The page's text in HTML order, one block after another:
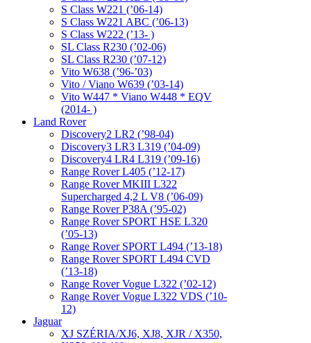
S Class W221 (’06-14)
S Class W221 ABC (’06-13)
S Class W222 (’13- )
SL Class R230 (’02-06)
SL Class R230 (’07-12)
Vito W638 (’96-’03)
Vito / Viano W639 (’03-14)
Vito W447 * Viano W448 * EQV
(2014- )
Land Rover
Discovery2 LR2 (’98-04)
Discovery3 LR3 L319 (’04-09)
Discovery4 LR4 L319 (’09-16)
Range Rover L405 (’12-17)
Range Rover MKIII L322
Supercharged 4,2 L V8 (’06-09)
Range Rover P38A (’95-02)
Range Rover SPORT HSE L320
(’05-13)
Range Rover SPORT L494 (’13-18)
Range Rover SPORT L494 CVD
(’13-18)
Range Rover Vogue L322 (’02-12)
Range Rover Vogue L322 VDS (’10-
12)
Jaguar
XJ SZÉRIA/XJ6, XJ8, XJR / X350,